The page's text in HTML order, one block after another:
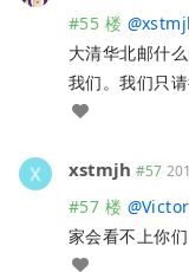
#55 楼 @
大清华北邮什
我们。我们只
xstmjh #57
#57 楼 @Victor
家会看不上你们